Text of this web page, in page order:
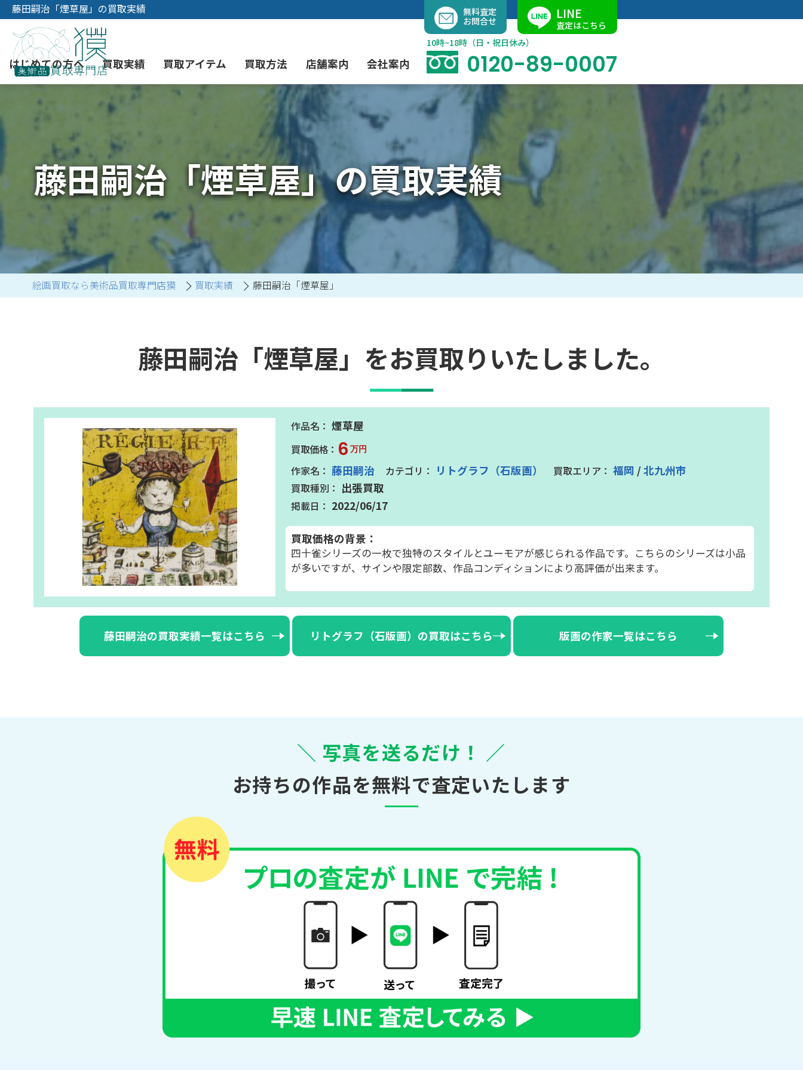
容
キ
ッ
藤田嗣治「煙草屋」の買取実績
はじめての方へ
初めての美術品売却 よくあるご質問 ブログ
YOUTUBE instagram
買取実績 買取アイテム
絵画買取 現代アート買取 掛軸買取
骨董品買取 茶道具買取 陶磁器・陶器買取
西洋アンティーク買取 彫刻・ブロンズ買取
中国骨董品買取 工芸品買取 ジュエリー・ウォッチ買取
買取方法
3つの買取方法 出張買取（無料） 店舗での買取
宅配・郵送買取 業者間オークション出品代行 催事買取
時価評価サービス
店舗案内
東京店 大阪店 名古屋店
会社案内
会社概要 当社の特徴 求人情報
消費者志向自主宣言
無料査定
お問合せ
LINE
査定はこちら
10時~18時（日・祝日休み）
0120-89-0007
藤田嗣治「煙草屋」の買取実績
絵画買取なら美術品買取専門店獏 買取実績 藤田嗣治「煙草屋」
藤田嗣治「煙草屋」をお買取りいたしました。
煙草屋
6 万円
藤田嗣治 リトグラフ（石版画） 福岡 /北九州市
出張買取
2022/06/17
買取価格の背景：
四十雀シリーズの一枚で独特のスタイルとユーモアが感じられる作品です。こちらのシリーズは小品
が多いですが、サインや限定部数、作品コンディションにより高評価が出来ます。
藤田嗣治の買取実績一覧はこちら リトグラフ（石版画）の買取はこちら 版画の作家一覧はこちら
＼ 写真を送るだけ！ ／
お持ちの作品を無料で査定いたします